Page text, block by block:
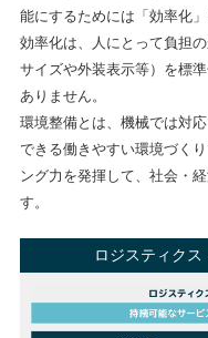
能にするためには「効率化
効率化は、人にとって負担
サイズや外装表示等）を標
ありません。
環境整備とは、機械では対
できる働きやすい環境づく
ング力を発揮して、社会・
す。
ロジスティク